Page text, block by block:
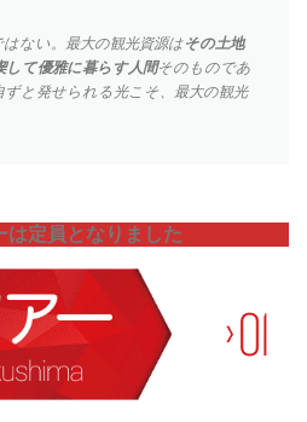
ョン
ない。最大の観光資源はその土地
て優雅に暮らす人間そのものであ
ずと発せられる光こそ、最大の観光
は定員となりました